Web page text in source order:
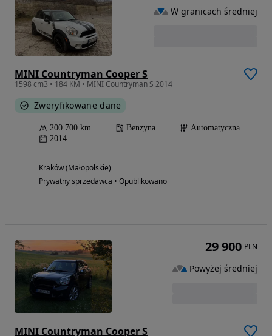
MINI Countryman Cooper S
1598 cm3 • 184 KM • MINI Countryman S 2014
Zweryfikowane dane
200 700 km Benzyna
Automatyczna
2014
Kraków (Małopolskie)
Prywatny sprzedawca • Opublikowano
W granicach średniej
MINI Countryman Cooper S
29 900 PLN
Powyżej średniej